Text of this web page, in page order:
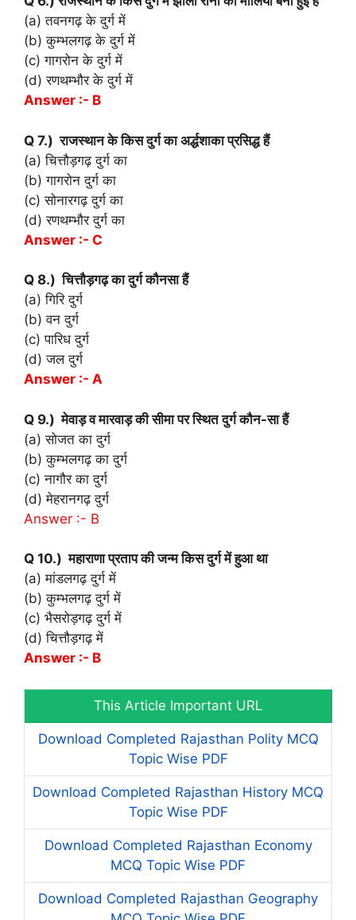
(a) तवनगढ़ के दुर्ग में
(b) कुम्भलगढ़ के दुर्ग में
(c) गागरोन के दुर्ग में
(d) रणथम्भौर के दुर्ग में
Answer :- B
Q 7.) राजस्थान के किस दुर्ग का अर्द्धशाका प्रसिद्ध हैं
(a) चित्तौड़गढ़ दुर्ग का
(b) गागरोन दुर्ग का
(c) सोनारगढ़ दुर्ग का
(d) रणथम्भौर दुर्ग का
Answer :- C
Q 8.) चित्तौड़गढ़ का दुर्ग कौनसा हैं
(a) गिरि दुर्ग
(b) वन दुर्ग
(c) पारिध दुर्ग
(d) जल दुर्ग
Answer :- A
Q 9.) मेवाड़ व मारवाड़ की सीमा पर स्थित दुर्ग कौन-सा हैं
(a) सोजत का दुर्ग
(b) कुम्भलगढ़ का दुर्ग
(c) नागौर का दुर्ग
(d) मेहरानगढ़ दुर्ग
Answer :- B
Q 10.) महाराणा प्रताप की जन्म किस दुर्ग में हुआ था
(a) मांडलगढ़ दुर्ग में
(b) कुम्भलगढ़ दुर्ग में
(c) भैसरोड़गढ़ दुर्ग में
(d) चित्तौड़गढ़ में
Answer :- B
This Article Important URL
Download Completed Rajasthan Polity MCQ
Topic Wise PDF
Download Completed Rajasthan History MCQ
Topic Wise PDF
Download Completed Rajasthan Economy
MCQ Topic Wise PDF
Download Completed Rajasthan Geography